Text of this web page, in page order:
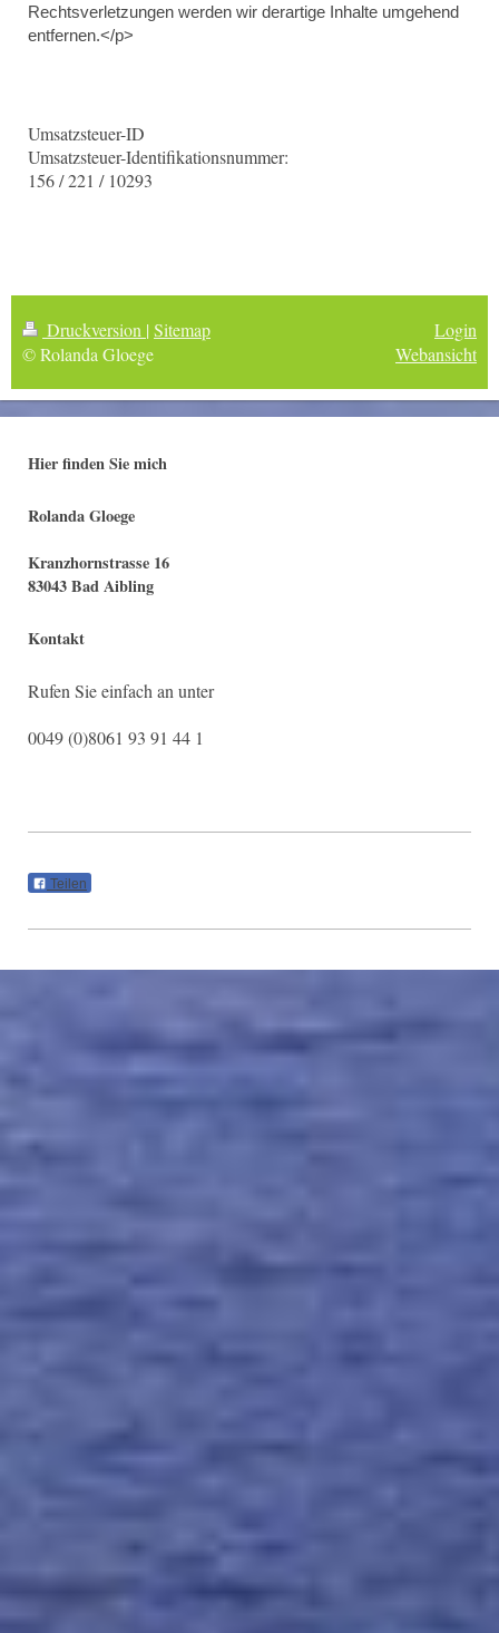
Rechtsverletzungen werden wir derartige Inhalte umgehend
entfernen.</p>
Umsatzsteuer-ID
Umsatzsteuer-Identifikationsnummer:
156 / 221 / 10293
Druckversion | Sitemap
© Rolanda Gloege
Login
Webansicht
Hier finden Sie mich
Rolanda Gloege
Kranzhornstrasse 16
83043 Bad Aibling
Kontakt
Rufen Sie einfach an unter
0049 (0)8061 93 91 44 1
Teilen